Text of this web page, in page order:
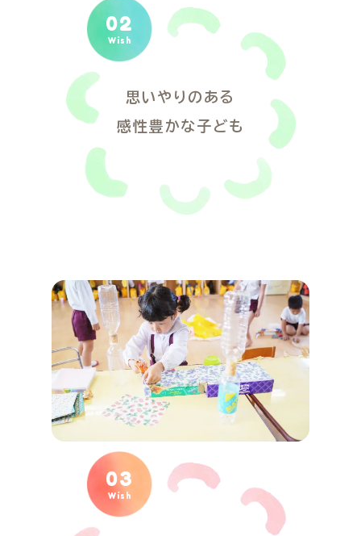
02
Wish
思いやりのある
感性豊かな子ども
03
Wish